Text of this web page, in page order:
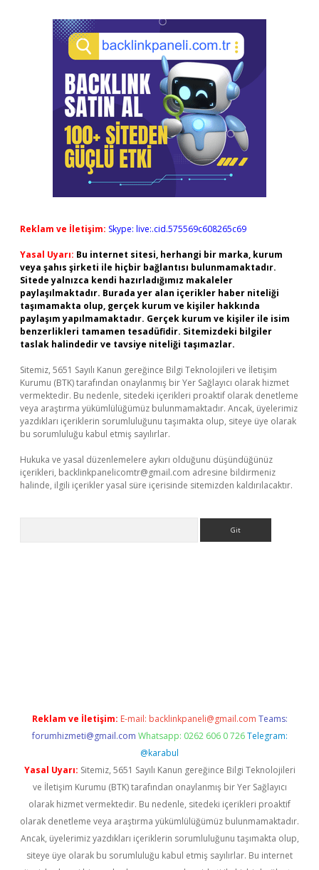
Reklam ve İletişim: Skype: live:.cid.575569c608265c69
Yasal Uyarı: Bu internet sitesi, herhangi bir marka, kurum
veya şahıs şirketi ile hiçbir bağlantısı bulunmamaktadır.
Sitede yalnızca kendi hazırladığımız makaleler
paylaşılmaktadır. Burada yer alan içerikler haber niteliği
taşımamakta olup, gerçek kurum ve kişiler hakkında
paylaşım yapılmamaktadır. Gerçek kurum ve kişiler ile isim
benzerlikleri tamamen tesadüfidir. Sitemizdeki bilgiler
taslak halindedir ve tavsiye niteliği taşımazlar.
Sitemiz, 5651 Sayılı Kanun gereğince Bilgi Teknolojileri ve İletişim
Kurumu (BTK) tarafından onaylanmış bir Yer Sağlayıcı olarak hizmet
vermektedir. Bu nedenle, sitedeki içerikleri proaktif olarak denetleme
veya araştırma yükümlülüğümüz bulunmamaktadır. Ancak, üyelerimiz
yazdıkları içeriklerin sorumluluğunu taşımakta olup, siteye üye olarak
bu sorumluluğu kabul etmiş sayılırlar.
Hukuka ve yasal düzenlemelere aykırı olduğunu düşündüğünüz
içerikleri, backlinkpanelicomtr@gmail.com adresine bildirmeniz
halinde, ilgili içerikler yasal süre içerisinde sitemizden kaldırılacaktır.
Reklam ve İletişim: E-mail: backlinkpaneli@gmail.com Teams:
forumhizmeti@gmail.com Whatsapp: 0262 606 0 726 Telegram:
@karabul
Yasal Uyarı: Sitemiz, 5651 Sayılı Kanun gereğince Bilgi Teknolojileri
ve İletişim Kurumu (BTK) tarafından onaylanmış bir Yer Sağlayıcı
olarak hizmet vermektedir. Bu nedenle, sitedeki içerikleri proaktif
olarak denetleme veya araştırma yükümlülüğümüz bulunmamaktadır.
Ancak, üyelerimiz yazdıkları içeriklerin sorumluluğunu taşımakta olup,
siteye üye olarak bu sorumluluğu kabul etmiş sayılırlar. Bu internet